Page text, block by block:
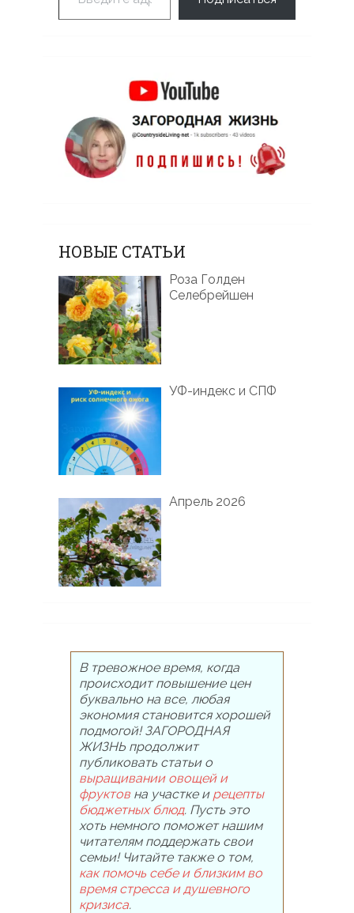
НОВЫЕ СТАТЬИ
Роза Голден
Селебрейшен
УФ-индекс и СПФ
Апрель 2026
В тревожное время, когда
происходит повышение цен
буквально на все, любая
экономия становится хорошей
подмогой! ЗАГОРОДНАЯ
ЖИЗНЬ продолжит
публиковать статьи о
выращивании овощей и
фруктовна участке и рецепты
бюджетных блюд. Пусть это
хоть немного поможет нашим
читателям поддержать свои
семьи! Читайте также о том,
как помочь себе и близким во
время стресса и душевного
кризиса.